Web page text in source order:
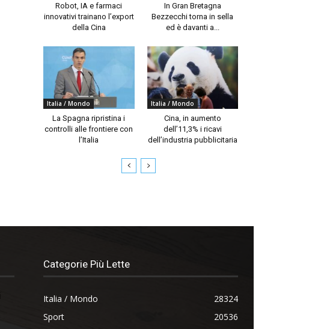
Robot, IA e farmaci
innovativi trainano l’export
della Cina
In Gran Bretagna
Bezzecchi torna in sella
ed è davanti a...
Italia / Mondo
La Spagna ripristina i
controlli alle frontiere con
l’Italia
Italia / Mondo
Cina, in aumento
dell’11,3% i ricavi
dell’industria pubblicitaria
Categorie Più Lette
Italia / Mondo
28324
Sport
20536